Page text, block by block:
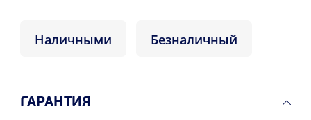
Наличными Безналичный
ГАРАНТИЯ